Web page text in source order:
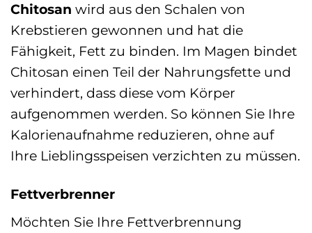
Chitosan wird aus den Schalen von
Krebstieren gewonnen und hat die
Fähigkeit, Fett zu binden. Im Magen bindet
Chitosan einen Teil der Nahrungsfette und
verhindert, dass diese vom Körper
aufgenommen werden. So können Sie Ihre
Kalorienaufnahme reduzieren, ohne auf
Ihre Lieblingsspeisen verzichten zu müssen.
Fettverbrenner
Möchten Sie Ihre Fettverbrennung